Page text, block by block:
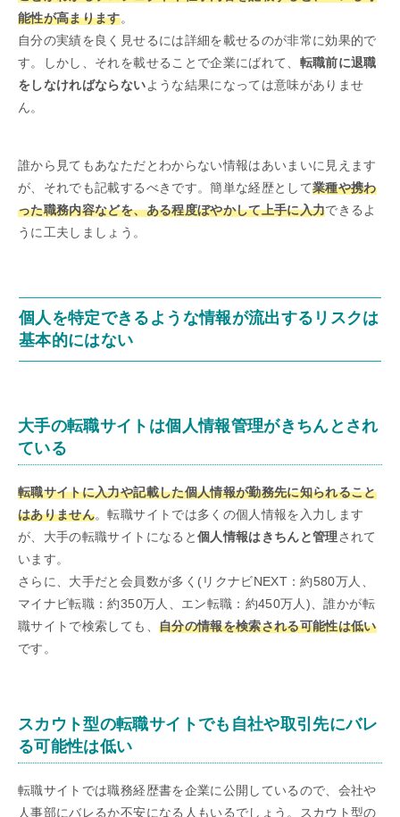
能性が高まります。
自分の実績を良く見せるには詳細を載せるのが非常に効果的で
す。しかし、それを載せることで企業にばれて、 転職前に退職
をしなければならないような結果になっては意味がありませ
ん。
誰から見てもあなただとわからない情報はあいまいに見えます
が、それでも記載するべきです。簡単な経歴として業種や携わ
った職務内容などを、ある程度ぼやかして上手に入力できるよ
うに工夫しましょう。
個人を特定できるような情報が流出するリスクは
基本的にはない
大手の転職サイトは個人情報管理がきちんとされ
ている
転職サイトに入力や記載した個人情報が勤務先に知られること
はありません。転職サイトでは多くの個人情報を入力します
が、大手の転職サイトになると個人情報はきちんと管理されて
います。
さらに、大手だと会員数が多く(リクナビNEXT：約580万人、
マイナビ転職：約350万人、エン転職：約450万人)、誰かが転
職サイトで検索しても、 自分の情報を検索される可能性は低い
です。
スカウト型の転職サイトでも自社や取引先にバレ
る可能性は低い
転職サイトでは職務経歴書を企業に公開しているので、会社や
人事部にバレるか不安になる人もいるでしょう。スカウト型の